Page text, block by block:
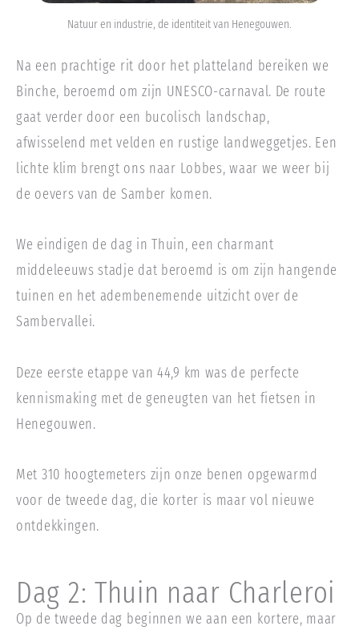
Natuur en industrie, de identiteit van Henegouwen.
Na een prachtige rit door het platteland bereiken we
Binche, beroemd om zijn UNESCO-carnaval. De route
gaat verder door een bucolisch landschap,
afwisselend met velden en rustige landweggetjes. Een
lichte klim brengt ons naar Lobbes, waar we weer bij
de oevers van de Samber komen.
We eindigen de dag in Thuin, een charmant
middeleeuws stadje dat beroemd is om zijn hangende
tuinen en het adembenemende uitzicht over de
Sambervallei.
Deze eerste etappe van 44,9 km was de perfecte
kennismaking met de geneugten van het fietsen in
Henegouwen.
Met 310 hoogtemeters zijn onze benen opgewarmd
voor de tweede dag, die korter is maar vol nieuwe
ontdekkingen.
Dag 2: Thuin naar Charleroi
Op de tweede dag beginnen we aan een kortere, maar